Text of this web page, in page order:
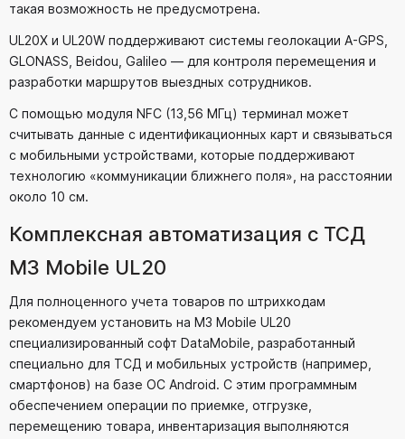
такая возможность не предусмотрена.
UL20X и UL20W поддерживают системы геолокации A-GPS,
GLONASS, Beidou, Galileo — для контроля перемещения и
разработки маршрутов выездных сотрудников.
С помощью модуля NFC (13,56 МГц) терминал может
считывать данные с идентификационных карт и связываться
с мобильными устройствами, которые поддерживают
технологию «коммуникации ближнего поля», на расстоянии
около 10 см.
Комплексная автоматизация с ТСД
M3 Mobile UL20
Для полноценного учета товаров по штрихкодам
рекомендуем установить на M3 Mobile UL20
специализированный софт DataMobile, разработанный
специально для ТСД и мобильных устройств (например,
смартфонов) на базе ОС Android. С этим программным
обеспечением операции по приемке, отгрузке,
перемещению товара, инвентаризация выполняются